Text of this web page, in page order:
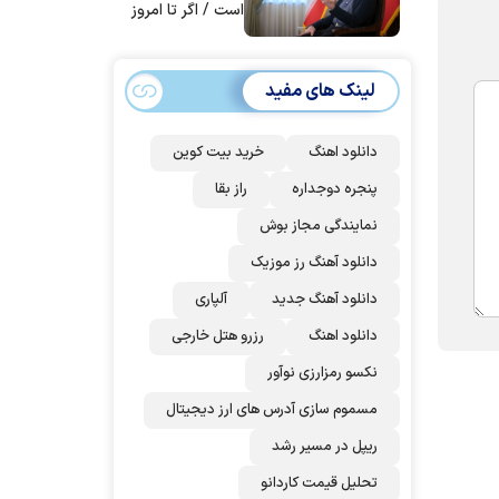
است / اگر تا امروز
مردم ایران است
لینک های مفید
دانلود اهنگ
خرید بیت کوین
پنجره دوجداره
راز بقا
نمایندگی مجاز بوش
دانلود آهنگ رز‌ موزیک
دانلود آهنگ جدید
آلپاری
دانلود اهنگ
رزرو هتل خارجی
نکسو رمزارزی نوآور
مسموم سازی آدرس های ارز دیجیتال
ریپل در مسیر رشد
تحلیل قیمت کاردانو